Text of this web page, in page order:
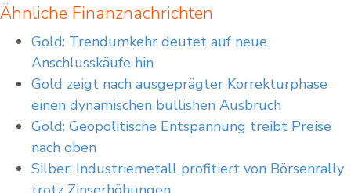
Ähnliche Finanznachrichten
Gold: Trendumkehr deutet auf neue
Anschlusskäufe hin
Gold zeigt nach ausgeprägter Korrekturphase
einen dynamischen bullishen Ausbruch
Gold: Geopolitische Entspannung treibt Preise
nach oben
Silber: Industriemetall profitiert von Börsenrally